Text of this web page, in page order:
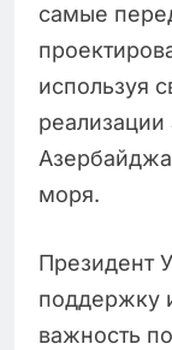
самые
используя
реализации
моря.
Президент
поддержку
важность